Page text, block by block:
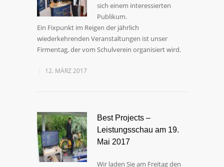
sich einem interessierten
Publikum.
Ein Fixpunkt im Reigen der jährlich
wiederkehrenden Veranstaltungen ist unser
Firmentag, der vom Schulverein organisiert wird.
12. MÄRZ 2017
Best Projects –
Leistungsschau am 19.
Mai 2017
Wir laden Sie am Freitag den